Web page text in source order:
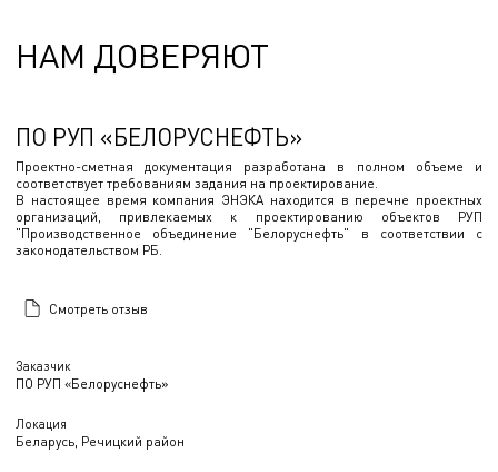
НАМ ДОВЕРЯЮТ
Заказчик
ПО РУП «Белоруснефть»
Локация
Беларусь, Речицкий район
ПО РУП «БЕЛОРУСНЕФТЬ»
Проектно-сметная документация разработана в полном объеме и
соответствует требованиям задания на проектирование.
В настоящее время компания ЭНЭКА находится в перечне проектных
организаций, привлекаемых к проектированию объектов РУП
"Производственное объединение "Белоруснефть" в соответствии с
законодательством РБ.
Смотреть отзыв